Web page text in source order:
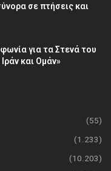
σε πτήσεις και
για τα Στενά του
και Ομάν»
(55)
(1.233)
(10.203)